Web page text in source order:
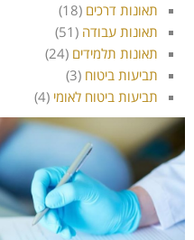
תאונות דרכים (18)
תאונות עבודה (51)
תאונות תלמידים (24)
תביעות ביטוח (3)
תביעות ביטוח לאומי (4)